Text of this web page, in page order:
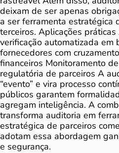
deixam de ser apenas
a ser ferramenta estratégica
terceiros. Aplicações
verificação automatizada em
fornecedores com
financeiros Monitoramento
regulatória de parceiros A
“evento” e vira processo
públicos garantem
agregam inteligência. A
transforma auditoria em
estratégica de parceiros
adotam essa abordagem
e segurança.